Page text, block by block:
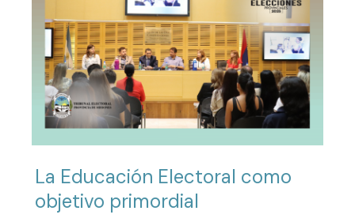
La Educación Electoral como
objetivo primordial